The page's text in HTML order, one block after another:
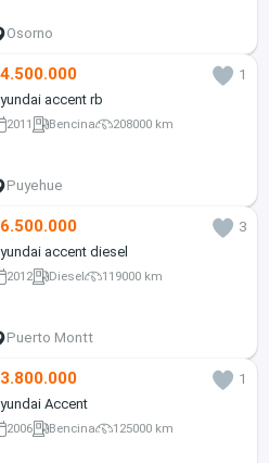
Osorno
1
accent rb
2011 Bencina 208000 km
Puyehue
3
accent diesel
2012 Diesel 119000 km
Puerto Montt
1
Accent
2006 Bencina 125000 km